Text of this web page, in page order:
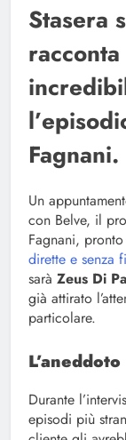
Stasera
Fagnani.
Un
con Belve, il
Fagnani,
dirette e senza
sarà Zeus Di
già attirato
particolare.
Durante
episodi più